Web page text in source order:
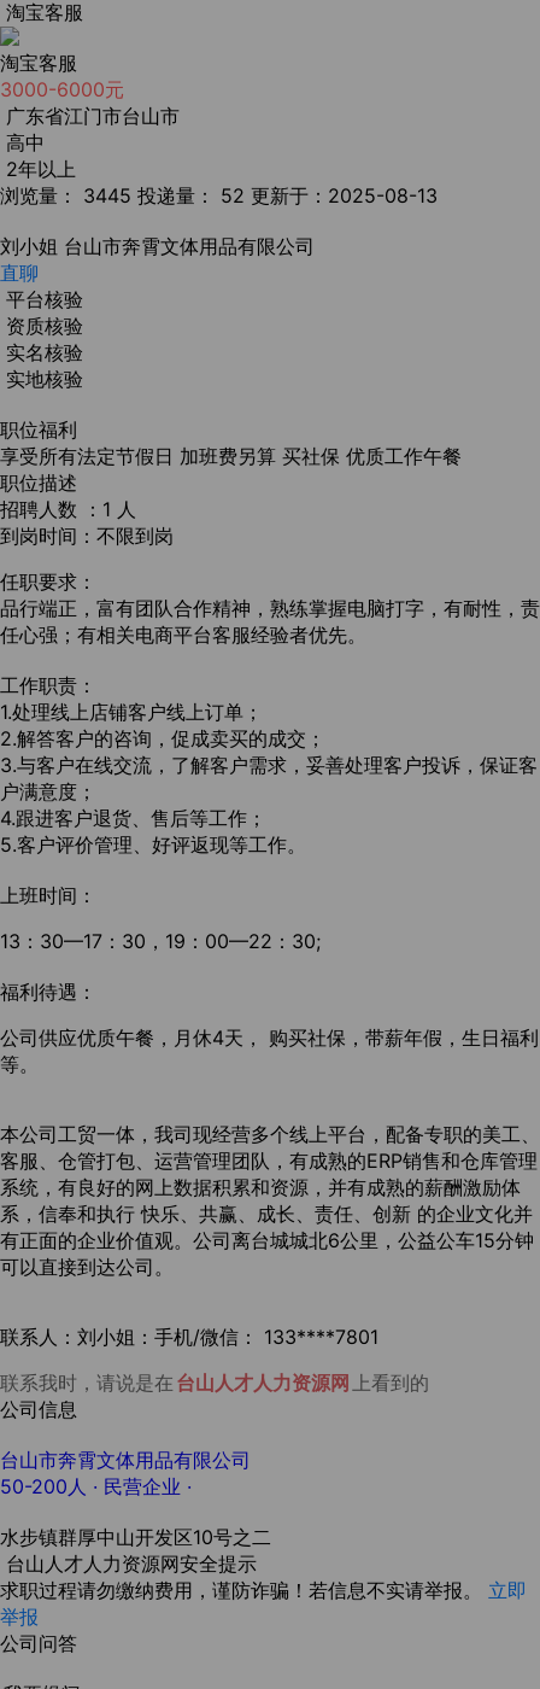
淘宝客服
淘宝客服
3000-6000元
广东省江门市台山市
高中
2年以上
浏览量： 3445 投递量： 52 更新于：2025-08-13
刘小姐 台山市奔霄文体用品有限公司
直聊
平台核验
资质核验
实名核验
实地核验
职位福利
享受所有法定节假日 加班费另算 买社保 优质工作午餐
职位描述
招聘人数 ：1 人
到岗时间：不限到岗
任职要求：
品行端正，富有团队合作精神，熟练掌握电脑打字，有耐性，责
任心强；有相关电商平台客服经验者优先。
工作职责：
1.处理线上店铺客户线上订单；
2.解答客户的咨询，促成卖买的成交；
3.与客户在线交流，了解客户需求，妥善处理客户投诉，保证客
户满意度；
4.跟进客户退货、售后等工作；
5.客户评价管理、好评返现等工作。
上班时间：
13：30—17：30，19：00—22：30;
福利待遇：
公司供应优质午餐，月休4天， 购买社保，带薪年假，生日福利
等。
本公司工贸一体，我司现经营多个线上平台，配备专职的美工、
客服、仓管打包、运营管理团队，有成熟的ERP销售和仓库管理
系统，有良好的网上数据积累和资源，并有成熟的薪酬激励体
系，信奉和执行 快乐、共赢、成长、责任、创新 的企业文化并
有正面的企业价值观。 公司离台城城北6公里，公益公车15分钟
可以直接到达公司。
联系人：刘小姐：手机/微信： 133****7801
联系我时，请说是在 台山人才人力资源网 上看到的
公司信息
台山市奔霄文体用品有限公司
50-200人 · 民营企业 ·
水步镇群厚中山开发区10号之二
台山人才人力资源网安全提示
求职过程请勿缴纳费用，谨防诈骗！若信息不实请举报。 立即
举报
公司问答